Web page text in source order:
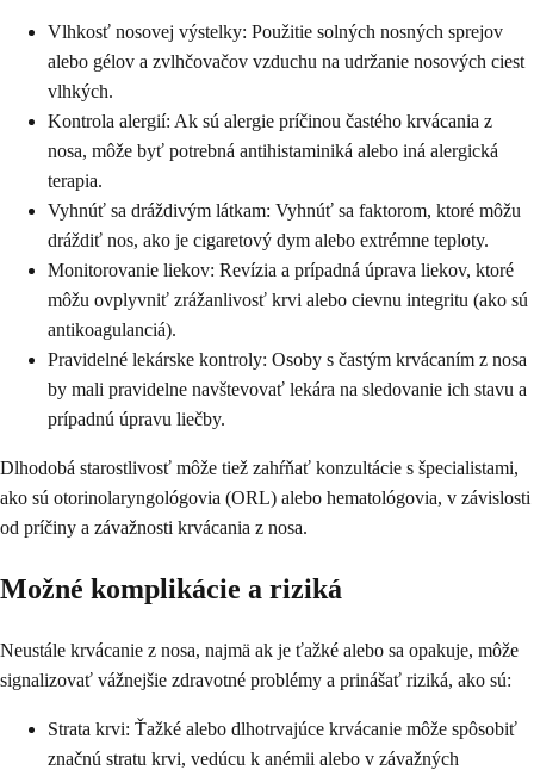
Vlhkosť nosovej výstelky: Použitie solných nosných sprejov
alebo gélov a zvlhčovačov vzduchu na udržanie nosových ciest
vlhkých.
Kontrola alergií: Ak sú alergie príčinou častého krvácania z
nosa, môže byť potrebná antihistaminiká alebo iná alergická
terapia.
Vyhnúť sa dráždivým látkam: Vyhnúť sa faktorom, ktoré môžu
dráždiť nos, ako je cigaretový dym alebo extrémne teploty.
Monitorovanie liekov: Revízia a prípadná úprava liekov, ktoré
môžu ovplyvniť zrážanlivosť krvi alebo cievnu integritu (ako sú
antikoagulanciá).
Pravidelné lekárske kontroly: Osoby s častým krvácaním z nosa
by mali pravidelne navštevovať lekára na sledovanie ich stavu a
prípadnú úpravu liečby.
Dlhodobá starostlivosť môže tiež zahŕňať konzultácie s špecialistami,
ako sú otorinolaryngológovia (ORL) alebo hematológovia, v závislosti
od príčiny a závažnosti krvácania z nosa.
Možné komplikácie a riziká
Neustále krvácanie z nosa, najmä ak je ťažké alebo sa opakuje, môže
signalizovať vážnejšie zdravotné problémy a prinášať riziká, ako sú:
Strata krvi: Ťažké alebo dlhotrvajúce krvácanie môže spôsobiť
značnú stratu krvi, vedúcu k anémii alebo v závažných